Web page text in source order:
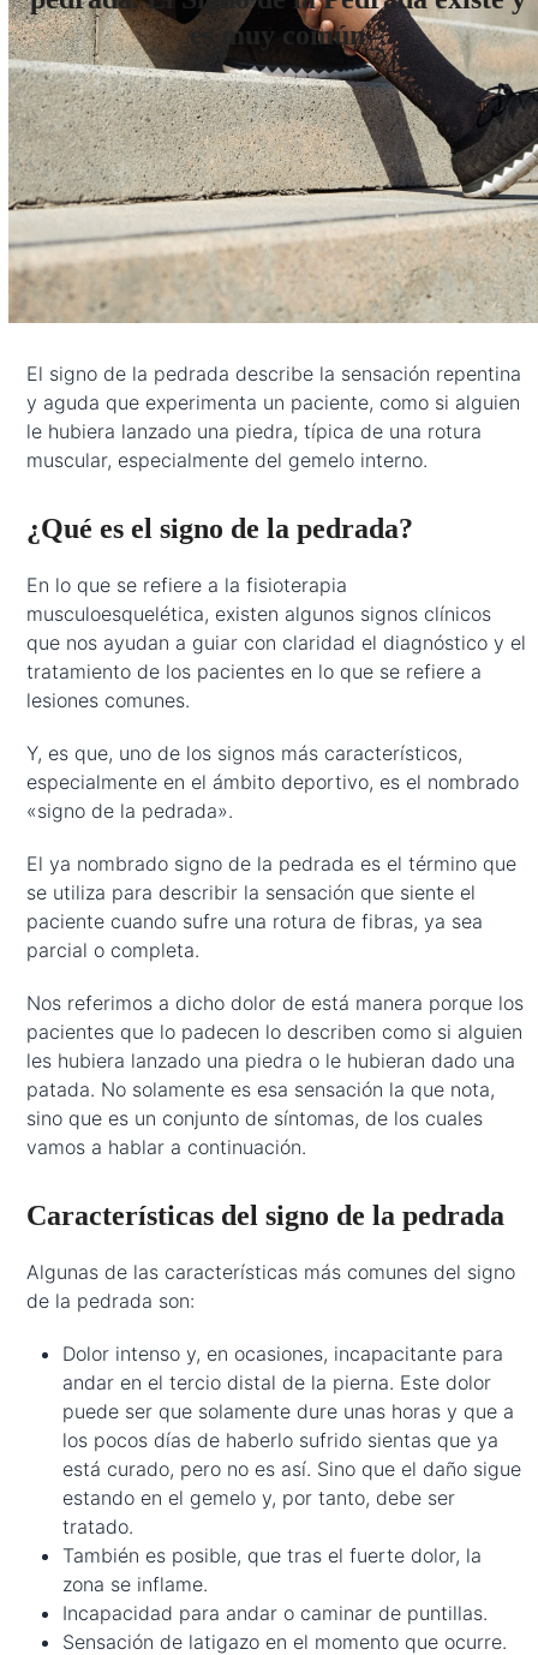
es muy común
El signo de la pedrada describe la sensación repentina
y aguda que experimenta un paciente, como si alguien
le hubiera lanzado una piedra, típica de una rotura
muscular, especialmente del gemelo interno.
¿Qué es el signo de la pedrada?
En lo que se refiere a la fisioterapia
musculoesquelética, existen algunos signos clínicos
que nos ayudan a guiar con claridad el diagnóstico y el
tratamiento de los pacientes en lo que se refiere a
lesiones comunes.
Y, es que, uno de los signos más característicos,
especialmente en el ámbito deportivo, es el nombrado
«signo de la pedrada».
El ya nombrado signo de la pedrada es el término que
se utiliza para describir la sensación que siente el
paciente cuando sufre una rotura de fibras, ya sea
parcial o completa.
Nos referimos a dicho dolor de está manera porque los
pacientes que lo padecen lo describen como si alguien
les hubiera lanzado una piedra o le hubieran dado una
patada. No solamente es esa sensación la que nota,
sino que es un conjunto de síntomas, de los cuales
vamos a hablar a continuación.
Características del signo de la pedrada
Algunas de las características más comunes del signo
de la pedrada son:
Dolor intenso y, en ocasiones, incapacitante para
andar en el tercio distal de la pierna. Este dolor
puede ser que solamente dure unas horas y que a
los pocos días de haberlo sufrido sientas que ya
está curado, pero no es así. Sino que el daño sigue
estando en el gemelo y, por tanto, debe ser
tratado.
También es posible, que tras el fuerte dolor, la
zona se inflame.
Incapacidad para andar o caminar de puntillas.
Sensación de latigazo en el momento que ocurre.